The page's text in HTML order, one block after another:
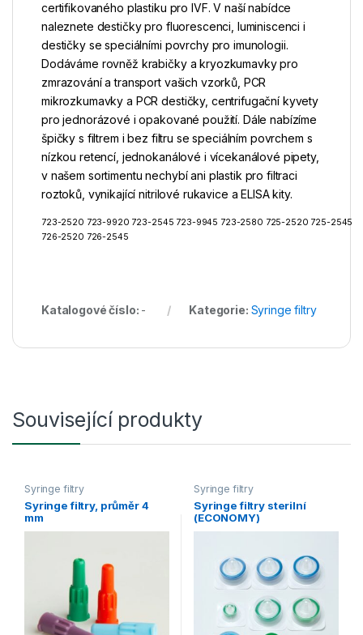
certifikovaného plastiku pro IVF. V naší nabídce
naleznete destičky pro fluorescenci, luminiscenci i
destičky se speciálními povrchy pro imunologii.
Dodáváme rovněž krabičky a kryozkumavky pro
zmrazování a transport vašich vzorků, PCR
mikrozkumavky a PCR destičky, centrifugační kyvety
pro jednorázové i opakované použití. Dále nabízíme
špičky s filtrem i bez filtru se speciálním povrchem s
nízkou retencí, jednokanálové i vícekanálové pipety,
v našem sortimentu nechybí ani plastik pro filtraci
roztoků, vynikající nitrilové rukavice a ELISA kity.
723-2520 723-9920 723-2545 723-9945 723-2580 725-2520 725-2545
726-2520 726-2545
Katalogové číslo: - Kategorie: Syringe filtry
Související produkty
Syringe filtry
Syringe filtry, průměr 4
mm
Syringe filtry
Syringe filtry sterilní
(ECONOMY)